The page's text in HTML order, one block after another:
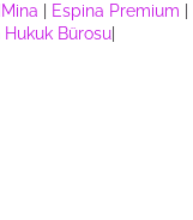
Espina Premium
Bürosu